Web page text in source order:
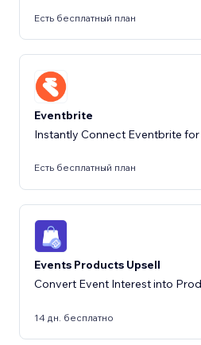
Есть бесплатный план
Eventbrite
Instantly Connect Eventbrite for
Есть бесплатный план
Events Products Upsell
Convert Event Interest into
14 дн. бесплатно